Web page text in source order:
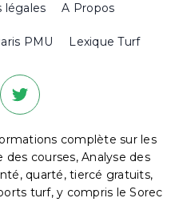
légales A Propos
PMU Lexique Turf
complète sur les
courses, Analyse des
quarté, tiercé gratuits,
turf, y compris le Sorec